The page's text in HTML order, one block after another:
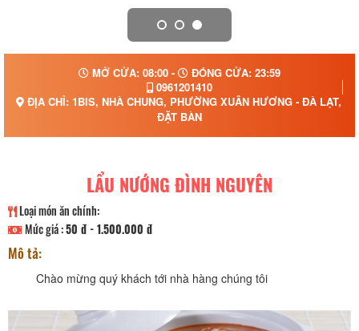
MỞ CỬA: 08:00 -
ĐÓNG CỬA: 23:59
0961201410
ĐỊA CHỈ: 1BIS, NHÀ CHUNG, PHƯỜNG XUÂN HƯƠNG - ĐÀ LẠT,
ĐẶT BÀN
LẨU NƯỚNG ĐÌNH NGUYÊN
Loại món ăn chính:
Mức giá :50 đ - 1.500.000 đ
Mô tả:
Chào mừng quý khách tới nhà hàng chúng tôi